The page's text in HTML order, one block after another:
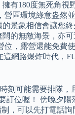
有180度無死角
區環境綠意盎
景象相信會讓您
的無敵海景，亦
，露營還能免費
網路爆炸時代，
刻可能需要排隊
位喔！ 傍晚夕
可以先打電話